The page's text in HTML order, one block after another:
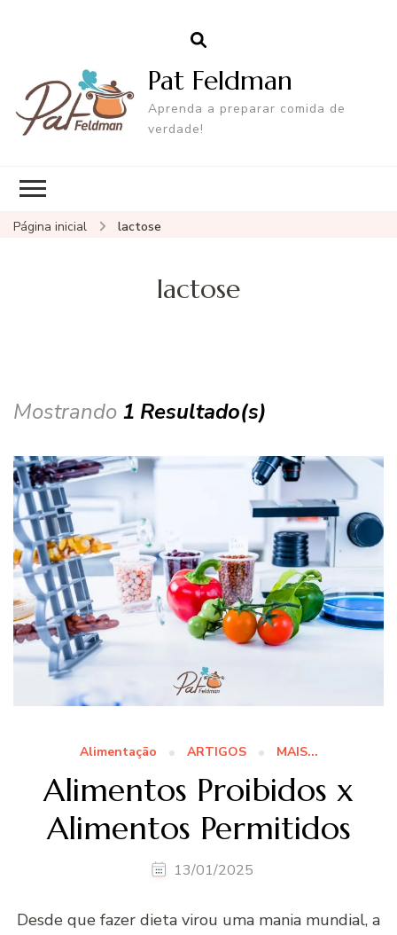
Pat Feldman
Aprenda a preparar comida de
verdade!
Página inicial lactose
lactose
Mostrando 1 Resultado(s)
Alimentação ARTIGOS MAIS...
Alimentos Proibidos x
Alimentos Permitidos
13/01/2025
Desde que fazer dieta virou uma mania mundial, a